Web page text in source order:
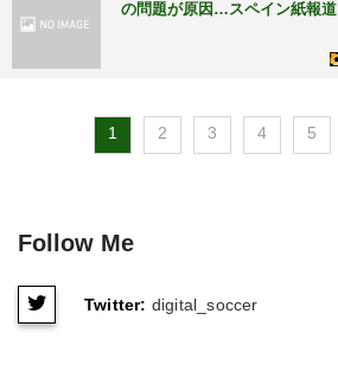
の問題が原因…スペイン紙報道
1 2 3 4 5
Follow Me
Twitter: digital_soccer